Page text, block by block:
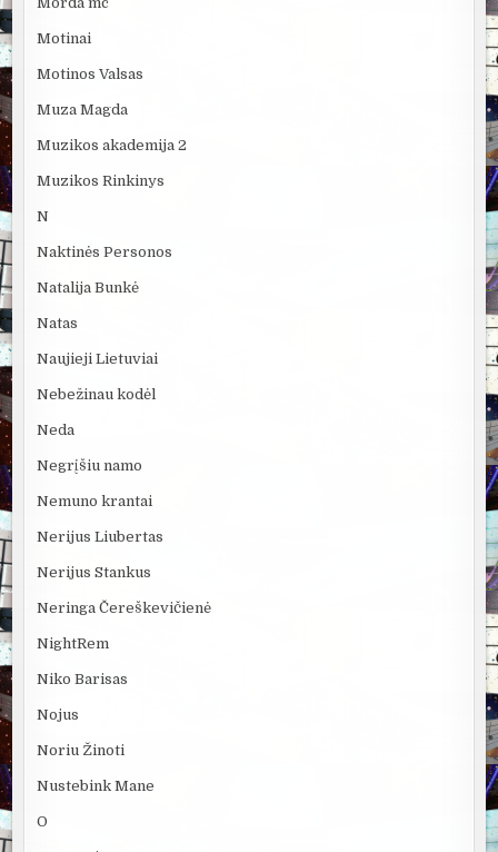
Motinai
Motinos Valsas
Muza Magda
Muzikos akademija 2
Muzikos Rinkinys
N
Naktinės Personos
Natalija Bunkė
Natas
Naujieji Lietuviai
Nebežinau kodėl
Neda
Negrįšiu namo
Nemuno krantai
Nerijus Liubertas
Nerijus Stankus
Neringa Čereškevičienė
NightRem
Niko Barisas
Nojus
Noriu Žinoti
Nustebink Mane
O